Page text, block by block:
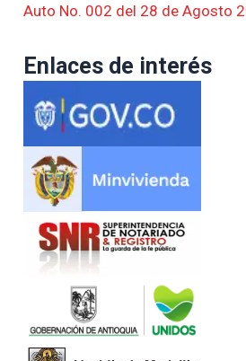
Auto No. 002 del 28 de Agosto
Enlaces de interés